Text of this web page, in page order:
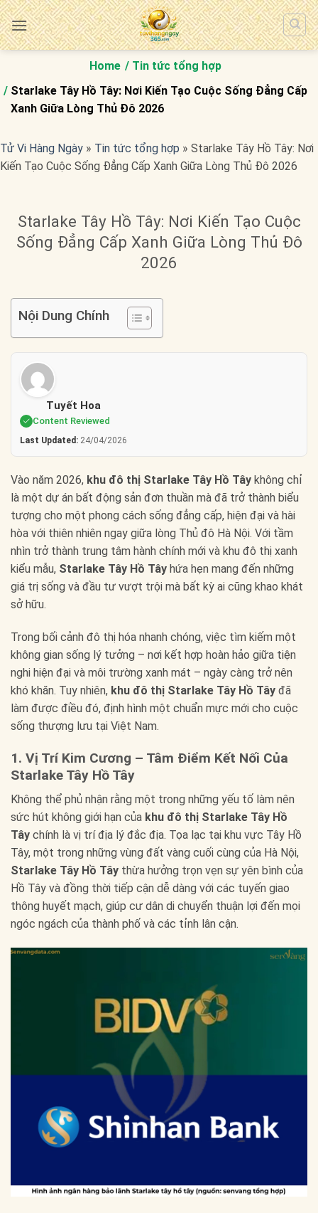
Bỏ
qua
nội
Home
Tin tức tổng hợp
Starlake Tây Hồ Tây: Nơi Kiến Tạo Cuộc Sống Đẳng Cấp
Xanh Giữa Lòng Thủ Đô 2026
Tử Vi Hàng Ngày » Tin tức tổng hợp » Starlake Tây Hồ Tây: Nơi
Kiến Tạo Cuộc Sống Đẳng Cấp Xanh Giữa Lòng Thủ Đô 2026
Starlake Tây Hồ Tây: Nơi Kiến Tạo Cuộc
Sống Đẳng Cấp Xanh Giữa Lòng Thủ Đô
2026
Nội Dung Chính
Tuyết Hoa
Content Reviewed
Last Updated: 24/04/2026
Vào năm 2026, khu đô thị Starlake Tây Hồ Tây không chỉ
là một dự án bất động sản đơn thuần mà đã trở thành biểu
tượng cho một phong cách sống đẳng cấp, hiện đại và hài
hòa với thiên nhiên ngay giữa lòng Thủ đô Hà Nội. Với tầm
nhìn trở thành trung tâm hành chính mới và khu đô thị xanh
kiểu mẫu, Starlake Tây Hồ Tây hứa hẹn mang đến những
giá trị sống và đầu tư vượt trội mà bất kỳ ai cũng khao khát
sở hữu.
Trong bối cảnh đô thị hóa nhanh chóng, việc tìm kiếm một
không gian sống lý tưởng – nơi kết hợp hoàn hảo giữa tiện
nghi hiện đại và môi trường xanh mát – ngày càng trở nên
khó khăn. Tuy nhiên, khu đô thị Starlake Tây Hồ Tây đã
làm được điều đó, định hình một chuẩn mực mới cho cuộc
sống thượng lưu tại Việt Nam.
1. Vị Trí Kim Cương – Tâm Điểm Kết Nối Của
Starlake Tây Hồ Tây
Không thể phủ nhận rằng một trong những yếu tố làm nên
sức hút không giới hạn của khu đô thị Starlake Tây Hồ
Tây chính là vị trí địa lý đắc địa. Tọa lạc tại khu vực Tây Hồ
Tây, một trong những vùng đất vàng cuối cùng của Hà Nội,
Starlake Tây Hồ Tây thừa hưởng trọn vẹn sự yên bình của
Hồ Tây và đồng thời tiếp cận dễ dàng với các tuyến giao
thông huyết mạch, giúp cư dân di chuyển thuận lợi đến mọi
ngóc ngách của thành phố và các tỉnh lân cận.